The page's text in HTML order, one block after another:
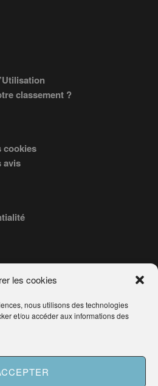
les cookies
nous utilisons des technologies
et/ou accéder aux informations des
classement ?
cookies
avis
ÉDITÉ PAR
RUE DU FAUBOURG ST HONORÉ
Français